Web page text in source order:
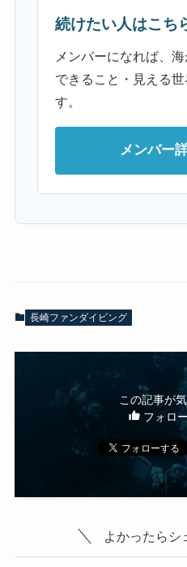
続けたい人はこち
メンバーになれば、
できること・見える
す。
メンバー
長崎ファンダイビング
この記事が
フォロ
よかったらシ